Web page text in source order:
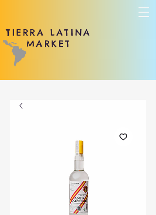
TIERRA LATINA
MARKET